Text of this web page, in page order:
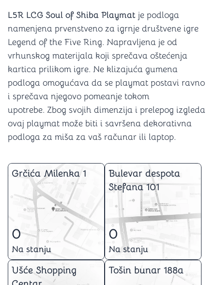
L5R LCG Soul of Shiba Playmat je podloga
namenjena prvenstveno za igrnje društvene igre
Legend of the Five Ring. Napravljena je od
vrhunskog materijala koji sprečava oštećenja
kartica prilikom igre. Ne klizajuća gumena
podloga omogućava da se playmat postavi ravno
i sprečava njegovo pomeanje tokom
upotrebe. Zbog svojih dimenzija i prelepog izgleda
ovaj playmat može biti i savršena dekorativna
podloga za miša za vaš računar ili laptop.
Grčića Milenka 1
0
Na stanju
Bulevar despota
Stefana 101
0
Na stanju
Ušće Shopping
Tošin bunar 188a